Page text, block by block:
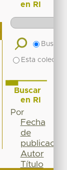
en RI
Buscar
Esta
Buscar
en RI
Por
Fecha
de
publicación
Autor
Título